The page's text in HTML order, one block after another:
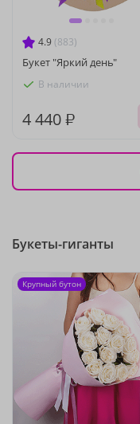
4.9 (883)
Букет "Яркий день"
В наличии
4 440 ₽
Букеты-гиганты
Крупный бутон